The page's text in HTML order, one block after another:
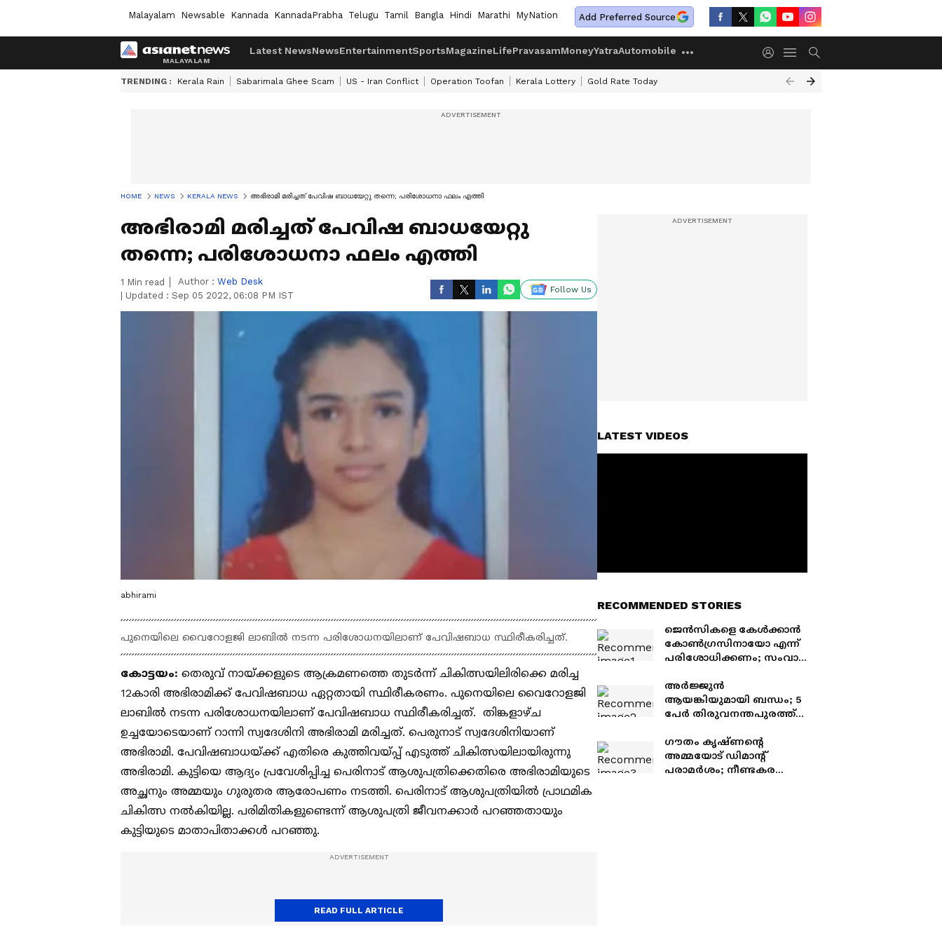
Malayalam Newsable Kannada KannadaPrabha Telugu Tamil Bangla Hindi Marathi MyNation Add Preferred Source
Latest NewsNewsEntertainmentSportsMagazineLifePravasamMoneyYatraAutomobile
TRENDING : Kerala Rain Sabarimala Ghee Scam US - Iran Conflict Operation Toofan Kerala Lottery Gold Rate Today
HOME NEWS KERALA NEWS അഭിരാമി മരിച്ചത് പേവിഷ ബാധയേറ്റു തന്നെ; പരിശോധനാ ഫലം എത്തി
അഭിരാമി മരിച്ചത് പേവിഷ ബാധയേറ്റു
തന്നെ; പരിശോധനാ ഫലം എത്തി
1 Min read Author : Web Desk
Updated : Sep 05 2022, 06:08 PM IST
Follow Us
abhirami
പുനെയിലെ വൈറോളജി ലാബിൽ നടന്ന പരിശോധനയിലാണ് പേവിഷബാധ സ്ഥിരീകരിച്ചത്.
കോട്ടയം: തെരുവ് നായ്ക്കളുടെ ആക്രമണത്തെ തുടര്‍ന്ന് ചികിത്സയിലിരിക്കെ മരിച്ച
12കാരി അഭിരാമിക്ക് പേവിഷബാധ ഏറ്റതായി സ്ഥിരീകരണം. പുനെയിലെ വൈറോളജി
ലാബിൽ നടന്ന പരിശോധനയിലാണ് പേവിഷബാധ സ്ഥിരീകരിച്ചത്. തിങ്കളാഴ്ച
ഉച്ചയോടെയാണ് റാന്നി സ്വദേശിനി അഭിരാമി മരിച്ചത്. പെരുനാട് സ്വദേശിനിയാണ്
അഭിരാമി. പേവിഷബാധയ്ക്ക് എതിരെ കുത്തിവയ്പ്പ് എടുത്ത് ചികിത്സയിലായിരുന്നു
അഭിരാമി. കുട്ടിയെ ആദ്യം പ്രവേശിപ്പിച്ച പെരിനാട് ആശുപത്രിക്കെതിരെ അഭിരാമിയുടെ
അച്ഛനും അമ്മയും ഗുരുതര ആരോപണം നടത്തി. പെരിനാട് ആശുപത്രിയില്‍ പ്രാഥമിക
ചികിത്സ നല്‍കിയില്ല. പരിമിതികളുണ്ടെന്ന് ആശുപത്രി ജീവനക്കാര്‍ പറഞ്ഞതായും
കുട്ടിയുടെ മാതാപിതാക്കള്‍ പറഞ്ഞു.
READ FULL ARTICLE
LATEST VIDEOS
RECOMMENDED STORIES
ജെൻസികളെ കേൾക്കാൻ
കോൺ​ഗ്രസിനായോ എന്ന്
പരിശോധിക്കണം; സംവാദ
ചോദ്യവുമായി ശശി തരൂർ
എംപി
അർജ്ജുൻ
ആയങ്കിയുമായി ബന്ധം; 5
പേർ തിരുവനന്തപുരത്ത്
സംസ്ഥാനത്താകെ
ആയങ്കിക്കെതിരെ 23
കേസുകൾ
ഗൗതം കൃഷ്ണൻ്റെ
അമ്മയോട് ഡിമാന്റ്
പരാമർ‌ശം; നീണ്ടകര